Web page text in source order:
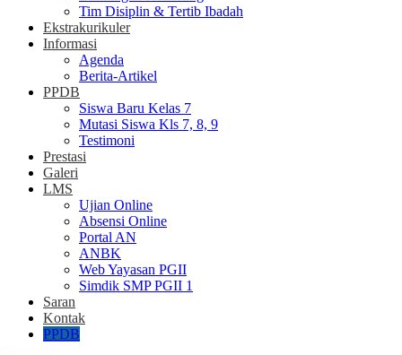
Tim Disiplin & Tertib Ibadah
Ekstrakurikuler
Informasi
Agenda
Berita-Artikel
PPDB
Siswa Baru Kelas 7
Mutasi Siswa Kls 7, 8, 9
Testimoni
Prestasi
Galeri
LMS
Ujian Online
Absensi Online
Portal AN
ANBK
Web Yayasan PGII
Simdik SMP PGII 1
Saran
Kontak
PPDB